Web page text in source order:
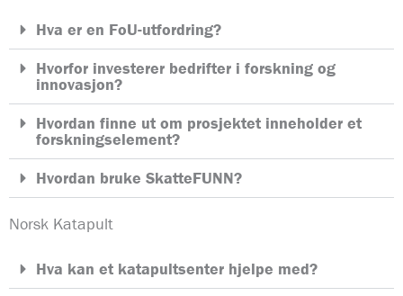
Hva er en FoU-utfordring?
Hvorfor investerer bedrifter i forskning og
innovasjon?
Hvordan finne ut om prosjektet inneholder et
forskningselement?
Hvordan bruke SkatteFUNN?
Norsk Katapult
Hva kan et katapultsenter hjelpe med?